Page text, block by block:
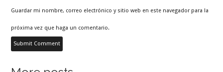
Guardar mi nombre, correo electrónico y sitio web en este navegador para la
próxima vez que haga un comentario.